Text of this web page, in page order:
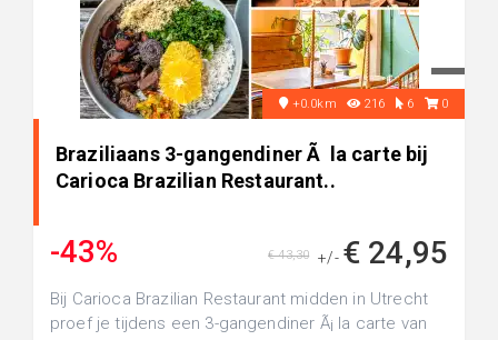
+0.0km 216 6 0
Braziliaans 3-gangendiner Ã la carte bij
Carioca Brazilian Restaurant..
-43% +/- € 24,95
€ 43,30
Bij Carioca Brazilian Restaurant midden in Utrecht
proef je tijdens een 3-gangendiner Ã¡ la carte van